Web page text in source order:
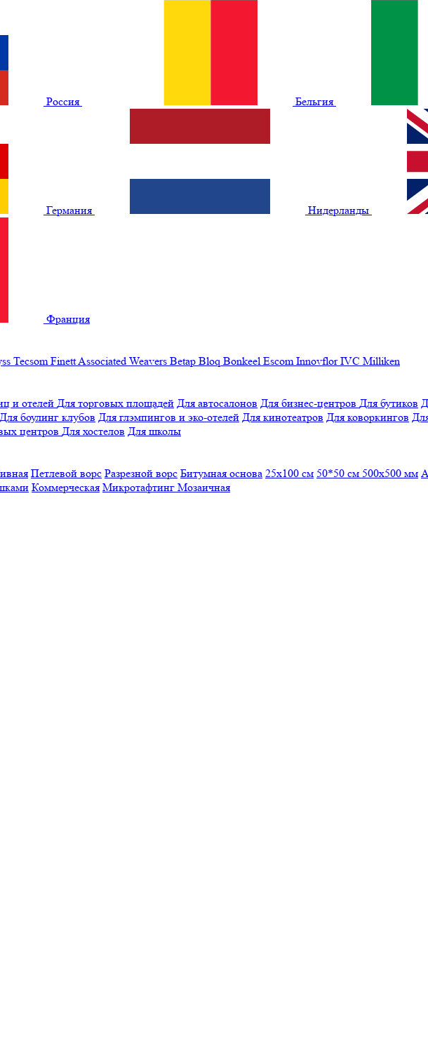
Россия Бельгия
Германия Нидерланды
Франция
Tecsom FinettAssociated Weavers Betap Bloq Bonkeel Escom Innovflor IVC Milliken
и отелей Для торговых площадей Для автосалонов Для бизнес-центров Для бутиков
Для боулинг клубов Для глэмпингов и эко-отелей Для кинотеатров Для коворкингов
центров Для хостелов Для школы
Петлевой ворс Разрезной ворс Битумная основа 25x100 см 50*50 см 500х500 мм
Коммерческая Микротафтинг Мозаичная